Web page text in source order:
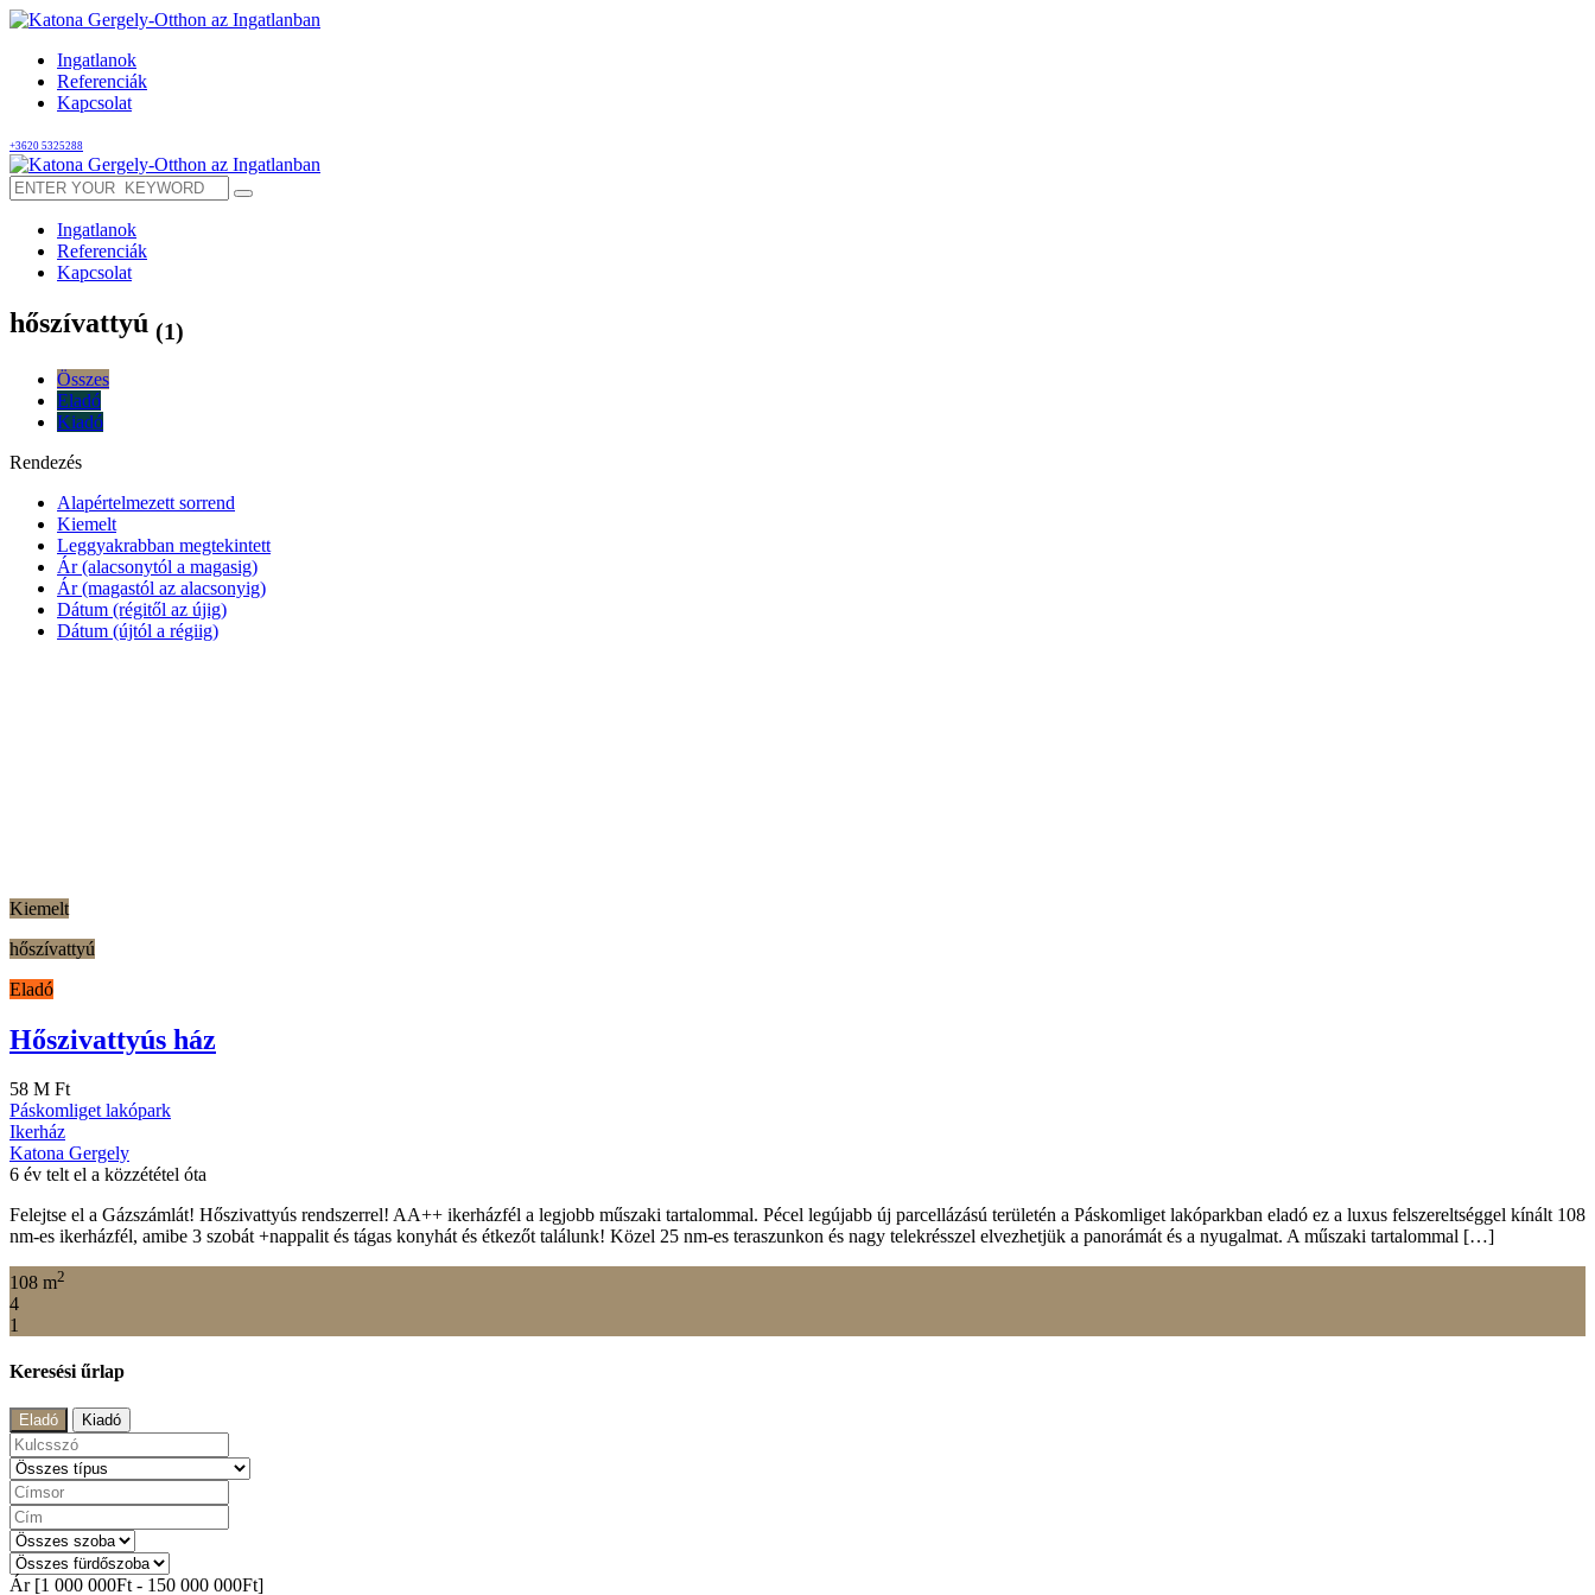
Ingatlanok
Referenciák
Kapcsolat
+3620 5325288
Ingatlanok
Referenciák
Kapcsolat
hőszívattyú (1)
Összes
Eladó
Kiadó
Rendezés
Alapértelmezett sorrend
Kiemelt
Leggyakrabban megtekintett
Ár (alacsonytól a magasig)
Ár (magastól az alacsonyig)
Dátum (régitől az újig)
Dátum (újtól a régiig)
Kiemelt
hőszívattyú
Eladó
Hőszivattyús ház
58 M Ft
Páskomliget lakópark
Ikerház
Katona Gergely
6 év telt el a közzététel óta
Felejtse el a Gázszámlát! Hőszivattyús rendszerrel! AA++ ikerházfél a legjobb műszaki tartalommal. Pécel legújabb új parcellázású területén a Páskomliget lakóparkban eladó ez a luxus felszereltséggel kínált 108
nm-es ikerházfél, amibe 3 szobát +nappalit és tágas konyhát és étkezőt találunk! Közel 25 nm-es teraszunkon és nagy telekrésszel elvezhetjük a panorámát és a nyugalmat. A műszaki tartalommal […]
108 m2
4
1
Keresési űrlap
Eladó Kiadó
Ár [1 000 000Ft - 150 000 000Ft]